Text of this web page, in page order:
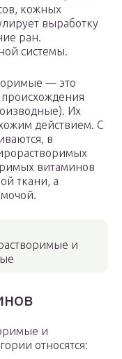
кожных
выработку
ран.
системы.
— это
происхождения
Их
действием. С
в
витаминов
ткани, а
и
и
относятся: